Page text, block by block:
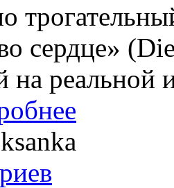
сердце»
на реальной
ksanka